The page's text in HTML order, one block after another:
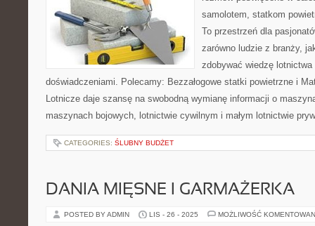
samolotem, statkom
To przestrzeń dla
zarówno ludzie z branży,
zdobywać wiedzę
doświadczeniami. Polecamy: Bezzałogowe statki powietrzne i
Lotnicze daje szansę na swobodną wymianę informacji o
maszynach bojowych, lotnictwie cywilnym i małym lotnictwie
CATEGORIES: ŚLUBNY BUDŻET
DANIA MIĘSNE I GARMAŻERKA
POSTED BY ADMIN LIS - 26 - 2025 MOŻLIWOŚĆ